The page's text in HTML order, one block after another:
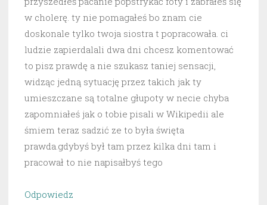
w cholerę. ty nie pomagałeś bo znam cie
doskonale tylko twoja siostra t popracowała. ci
ludzie zapierdalali dwa dni chcesz komentować
to pisz prawdę a nie szukasz taniej sensacji,
widząc jedną sytuację przez takich jak ty
umieszczane są totalne głupoty w necie chyba
zapomniałeś jak o tobie pisali w Wikipedii ale
śmiem teraz sadzić ze to była święta
prawda.gdybyś był tam przez kilka dni tam i
pracował to nie napisałbyś tego
Odpowiedz